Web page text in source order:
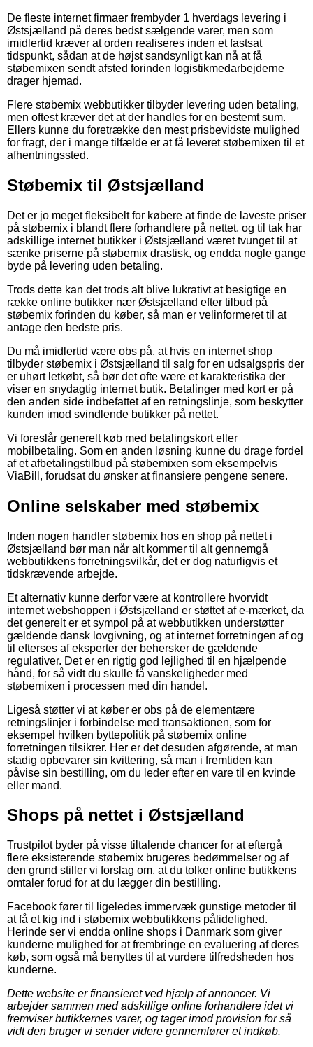
De fleste internet firmaer frembyder 1 hverdags levering i
Østsjælland på deres bedst sælgende varer, men som
imidlertid kræver at orden realiseres inden et fastsat
tidspunkt, sådan at de højst sandsynligt kan nå at få
støbemixen sendt afsted forinden logistikmedarbejderne
drager hjemad.
Flere støbemix webbutikker tilbyder levering uden betaling,
men oftest kræver det at der handles for en bestemt sum.
Ellers kunne du foretrække den mest prisbevidste mulighed
for fragt, der i mange tilfælde er at få leveret støbemixen til et
afhentningssted.
Støbemix til Østsjælland
Det er jo meget fleksibelt for købere at finde de laveste priser
på støbemix i blandt flere forhandlere på nettet, og til tak har
adskillige internet butikker i Østsjælland været tvunget til at
sænke priserne på støbemix drastisk, og endda nogle gange
byde på levering uden betaling.
Trods dette kan det trods alt blive lukrativt at besigtige en
række online butikker nær Østsjælland efter tilbud på
støbemix forinden du køber, så man er velinformeret til at
antage den bedste pris.
Du må imidlertid være obs på, at hvis en internet shop
tilbyder støbemix i Østsjælland til salg for en udsalgspris der
er uhørt letkøbt, så bør det ofte være et karakteristika der
viser en snydagtig internet butik. Betalinger med kort er på
den anden side indbefattet af en retningslinje, som beskytter
kunden imod svindlende butikker på nettet.
Vi foreslår generelt køb med betalingskort eller
mobilbetaling. Som en anden løsning kunne du drage fordel
af et afbetalingstilbud på støbemixen som eksempelvis
ViaBill, forudsat du ønsker at finansiere pengene senere.
Online selskaber med støbemix
Inden nogen handler støbemix hos en shop på nettet i
Østsjælland bør man når alt kommer til alt gennemgå
webbutikkens forretningsvilkår, det er dog naturligvis et
tidskrævende arbejde.
Et alternativ kunne derfor være at kontrollere hvorvidt
internet webshoppen i Østsjælland er støttet af e-mærket, da
det generelt er et sympol på at webbutikken understøtter
gældende dansk lovgivning, og at internet forretningen af og
til efterses af eksperter der behersker de gældende
regulativer. Det er en rigtig god lejlighed til en hjælpende
hånd, for så vidt du skulle få vanskeligheder med
støbemixen i processen med din handel.
Ligeså støtter vi at køber er obs på de elementære
retningslinjer i forbindelse med transaktionen, som for
eksempel hvilken byttepolitik på støbemix online
forretningen tilsikrer. Her er det desuden afgørende, at man
stadig opbevarer sin kvittering, så man i fremtiden kan
påvise sin bestilling, om du leder efter en vare til en kvinde
eller mand.
Shops på nettet i Østsjælland
Trustpilot byder på visse tiltalende chancer for at eftergå
flere eksisterende støbemix brugeres bedømmelser og af
den grund stiller vi forslag om, at du tolker online butikkens
omtaler forud for at du lægger din bestilling.
Facebook fører til ligeledes immervæk gunstige metoder til
at få et kig ind i støbemix webbutikkens pålidelighed.
Herinde ser vi endda online shops i Danmark som giver
kunderne mulighed for at frembringe en evaluering af deres
køb, som også må benyttes til at vurdere tilfredsheden hos
kunderne.
Dette website er finansieret ved hjælp af annoncer. Vi
arbejder sammen med adskillige online forhandlere idet vi
fremviser butikkernes varer, og tager imod provision for så
vidt den bruger vi sender videre gennemfører et indkøb.